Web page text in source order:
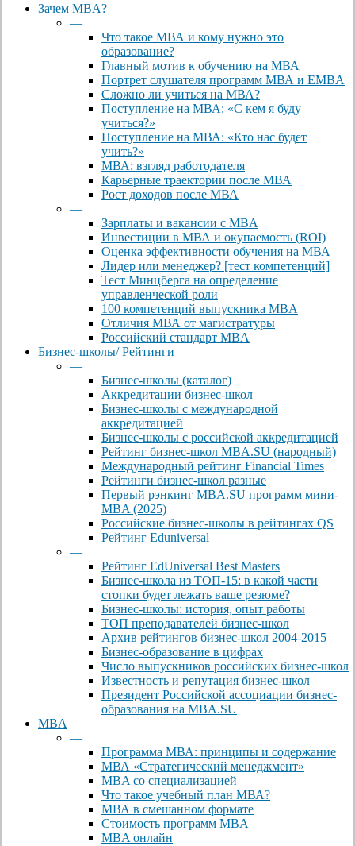
Close
Зачем MBA?
—
Что такое МВА и кому нужно это
образование?
Главный мотив к обучению на МВА
Портрет слушателя программ МВА и EMBA
Сложно ли учиться на МВА?
Поступление на МВА: «С кем я буду
учиться?»
Поступление на МВА: «Кто нас будет
учить?»
МВА: взгляд работодателя
Карьерные траектории после МВА
Рост доходов после МВА
—
Зарплаты и вакансии с MBA
Инвестиции в МВА и окупаемость (ROI)
Оценка эффективности обучения на МВА
Лидер или менеджер? [тест компетенций]
Тест Минцберга на определение
управленческой роли
100 компетенций выпускника MBA
Отличия МВА от магистратуры
Российский стандарт MBA
Бизнес-школы/ Рейтинги
—
Бизнес-школы (каталог)
Аккредитации бизнес-школ
Бизнес-школы с международной
аккредитацией
Бизнес-школы с российской аккредитацией
Рейтинг бизнес-школ MBA.SU (народный)
Международный рейтинг Financial Times
Рейтинги бизнес-школ разные
Первый рэнкинг MBA.SU программ мини-
MBA (2025)
Российские бизнес-школы в рейтингах QS
Рейтинг Eduniversal
—
Рейтинг EdUniversal Best Masters
Бизнес-школа из ТОП-15: в какой части
стопки будет лежать ваше резюме?
Бизнес-школы: история, опыт работы
ТОП преподавателей бизнес-школ
Архив рейтингов бизнес-школ 2004-2015
Бизнес-образование в цифрах
Число выпускников российских бизнес-школ
Известность и репутация бизнес-школ
Президент Российской ассоциации бизнес-
образования на MBA.SU
MBA
—
Программа МВА: принципы и содержание
МВА «Cтратегический менеджмент»
MBA со специализацией
Что такое учебный план МВА?
МВА в смешанном формате
Стоимость программ MBA
MBA онлайн